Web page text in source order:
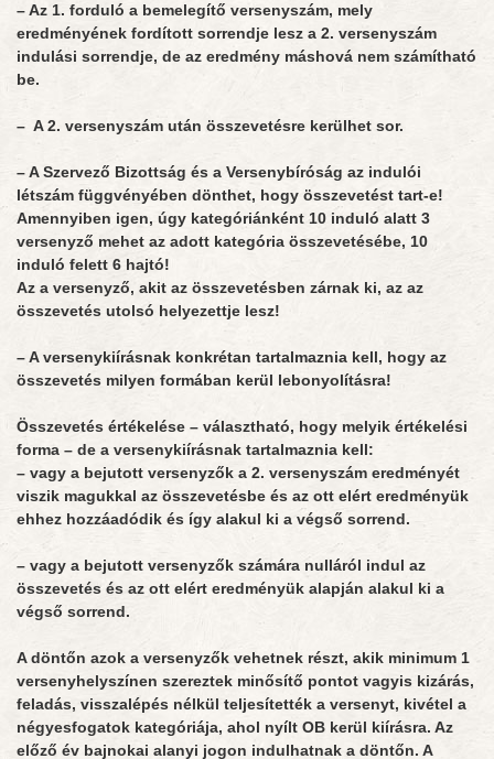
– Az 1. forduló a bemelegítő versenyszám, mely
eredményének fordított sorrendje lesz a 2. versenyszám
indulási sorrendje, de az eredmény máshová nem számítható
be.
– A 2. versenyszám után összevetésre kerülhet sor.
– A Szervező Bizottság és a Versenybíróság az indulói
létszám függvényében dönthet, hogy összevetést tart-e!
Amennyiben igen, úgy kategóriánként 10 induló alatt 3
versenyző mehet az adott kategória összevetésébe, 10
induló felett 6 hajtó!
Az a versenyző, akit az összevetésben zárnak ki, az az
összevetés utolsó helyezettje lesz!
– A versenykiírásnak konkrétan tartalmaznia kell, hogy az
összevetés milyen formában kerül lebonyolításra!
Összevetés értékelése – választható, hogy melyik értékelési
forma – de a versenykiírásnak tartalmaznia kell:
– vagy a bejutott versenyzők a 2. versenyszám eredményét
viszik magukkal az összevetésbe és az ott elért eredményük
ehhez hozzáadódik és így alakul ki a végső sorrend.
– vagy a bejutott versenyzők számára nulláról indul az
összevetés és az ott elért eredményük alapján alakul ki a
végső sorrend.
A döntőn azok a versenyzők vehetnek részt, akik minimum 1
versenyhelyszínen szereztek minősítő pontot vagyis kizárás,
feladás, visszalépés nélkül teljesítették a versenyt, kivétel a
négyesfogatok kategóriája, ahol nyílt OB kerül kiírásra. Az
előző év bajnokai alanyi jogon indulhatnak a döntőn. A